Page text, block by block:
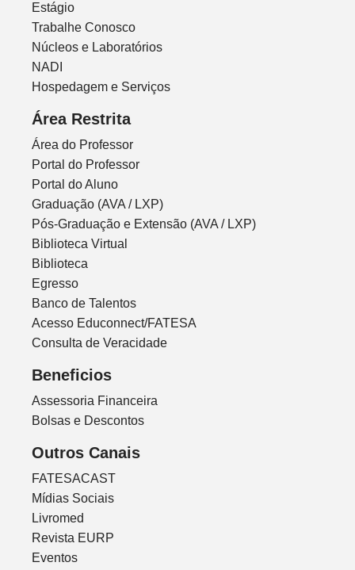
Estágio
Trabalhe Conosco
Núcleos e Laboratórios
NADI
Hospedagem e Serviços
Área Restrita
Área do Professor
Portal do Professor
Portal do Aluno
Graduação (AVA / LXP)
Pós-Graduação e Extensão (AVA / LXP)
Biblioteca Virtual
Biblioteca
Egresso
Banco de Talentos
Acesso Educonnect/FATESA
Consulta de Veracidade
Beneficios
Assessoria Financeira
Bolsas e Descontos
Outros Canais
FATESACAST
Mídias Sociais
Livromed
Revista EURP
Eventos